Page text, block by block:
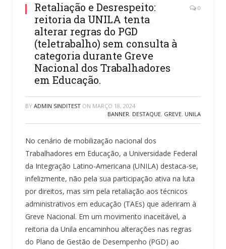
Retaliação e Desrespeito:
reitoria da UNILA tenta
alterar regras do PGD
(teletrabalho) sem consulta à
categoria durante Greve
Nacional dos Trabalhadores
em Educação.
0
BY ADMIN SINDITEST ON MARÇO 18, 2024
BANNER, DESTAQUE, GREVE, UNILA
No cenário de mobilização nacional dos
Trabalhadores em Educação, a Universidade Federal
da Integração Latino-Americana (UNILA) destaca-se,
infelizmente, não pela sua participação ativa na luta
por direitos, mas sim pela retaliação aos técnicos
administrativos em educação (TAEs) que aderiram à
Greve Nacional. Em um movimento inaceitável, a
reitoria da Unila encaminhou alterações nas regras
do Plano de Gestão de Desempenho (PGD) ao